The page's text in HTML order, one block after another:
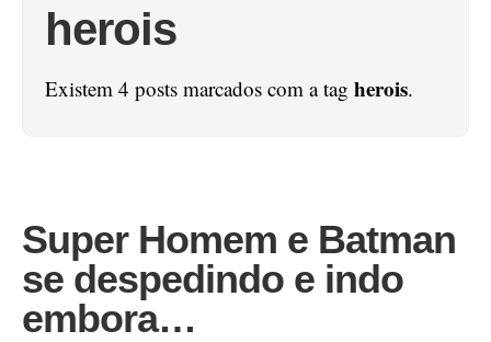
herois
Existem 4 posts marcados com a tag herois.
Super Homem e Batman
se despedindo e indo
embora…